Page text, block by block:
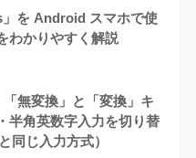
を Android スマホで使
わかりやすく解説
「無変換」と「変換」キ
半角英数字入力を切り替
同じ入力方式）